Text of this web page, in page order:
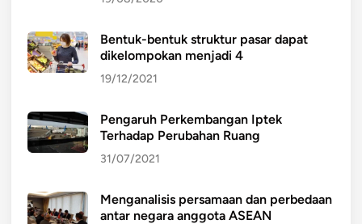
Bentuk-bentuk struktur pasar dapat
dikelompokan menjadi 4
19/12/2021
Pengaruh Perkembangan Iptek
Terhadap Perubahan Ruang
31/07/2021
Menganalisis persamaan dan perbedaan
antar negara anggota ASEAN